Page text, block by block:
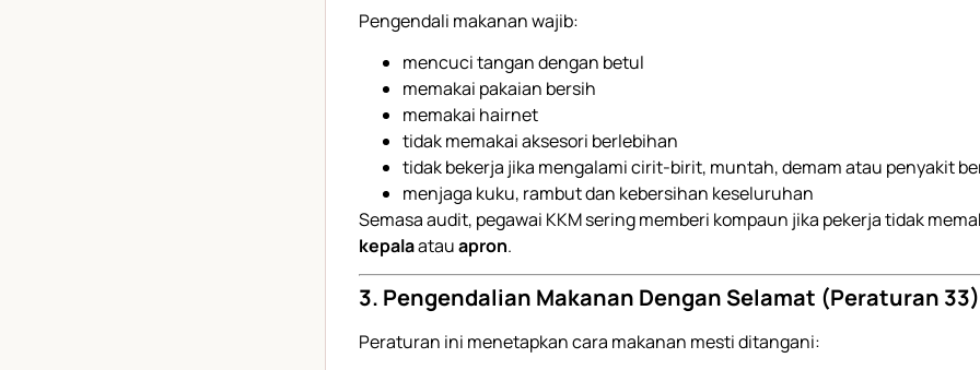
Pengendali makanan wajib:
mencuci tangan dengan betul
memakai pakaian bersih
memakai hairnet
tidak memakai aksesori berlebihan
tidak bekerja jika mengalami cirit-birit, muntah, demam atau penyakit
menjaga kuku, rambut dan kebersihan keseluruhan
Semasa audit, pegawai KKM sering memberi kompaun jika pekerja tidak
kepalaatauapron.
3. Pengendalian Makanan Dengan Selamat (Peraturan 33)
Peraturan ini menetapkan cara makanan mesti ditangani: